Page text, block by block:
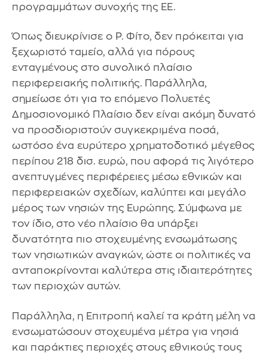
προγραμμάτων συνοχής της ΕΕ.
Όπως διευκρίνισε ο Ρ. Φίτο, δεν πρόκειται για
ξεχωριστό ταμείο, αλλά για πόρους
ενταγμένους στο συνολικό πλαίσιο
περιφερειακής πολιτικής. Παράλληλα,
σημείωσε ότι για το επόμενο Πολυετές
Δημοσιονομικό Πλαίσιο δεν είναι ακόμη δυνατό
να προσδιοριστούν συγκεκριμένα ποσά,
ωστόσο ένα ευρύτερο χρηματοδοτικό μέγεθος
περίπου 218 δισ. ευρώ, που αφορά τις λιγότερο
ανεπτυγμένες περιφέρειες μέσω εθνικών και
περιφερειακών σχεδίων, καλύπτει και μεγάλο
μέρος των νησιών της Ευρώπης. Σύμφωνα με
τον ίδιο, στο νέο πλαίσιο θα υπάρξει
δυνατότητα πιο στοχευμένης ενσωμάτωσης
των νησιωτικών αναγκών, ώστε οι πολιτικές να
ανταποκρίνονται καλύτερα στις ιδιαιτερότητες
των περιοχών αυτών.
Παράλληλα, η Επιτροπή καλεί τα κράτη μέλη να
ενσωματώσουν στοχευμένα μέτρα για νησιά
και παράκτιες περιοχές στους εθνικούς τους